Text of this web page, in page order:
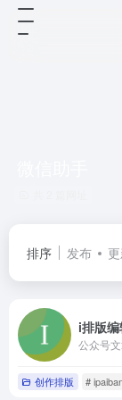
排序 发布
i排版
创作排版 #